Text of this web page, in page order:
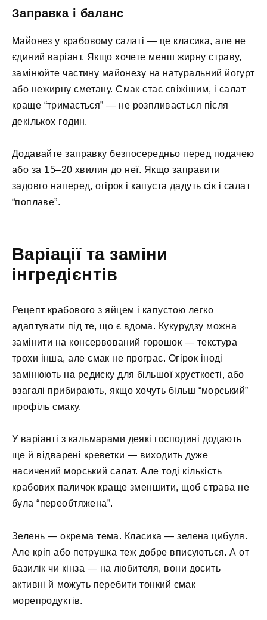
Заправка і баланс
Майонез у крабовому салаті — це класика, але не
єдиний варіант. Якщо хочете менш жирну страву,
замінюйте частину майонезу на натуральний йогурт
або нежирну сметану. Смак стає свіжішим, і салат
краще “тримається” — не розпливається після
декількох годин.
Додавайте заправку безпосередньо перед подачею
або за 15–20 хвилин до неї. Якщо заправити
задовго наперед, огірок і капуста дадуть сік і салат
“поплаве”.
Варіації та заміни
інгредієнтів
Рецепт крабового з яйцем і капустою легко
адаптувати під те, що є вдома. Кукурудзу можна
замінити на консервований горошок — текстура
трохи інша, але смак не програє. Огірок іноді
замінюють на редиску для більшої хрусткості, або
взагалі прибирають, якщо хочуть більш “морський”
профіль смаку.
У варіанті з кальмарами деякі господині додають
ще й відварені креветки — виходить дуже
насичений морський салат. Але тоді кількість
крабових паличок краще зменшити, щоб страва не
була “переобтяжена”.
Зелень — окрема тема. Класика — зелена цибуля.
Але кріп або петрушка теж добре вписуються. А от
базилік чи кінза — на любителя, вони досить
активні й можуть перебити тонкий смак
морепродуктів.